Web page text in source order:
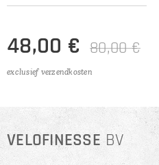
48,00 € 80,00€
exclusief verzendkosten
VELOFINESSEBV